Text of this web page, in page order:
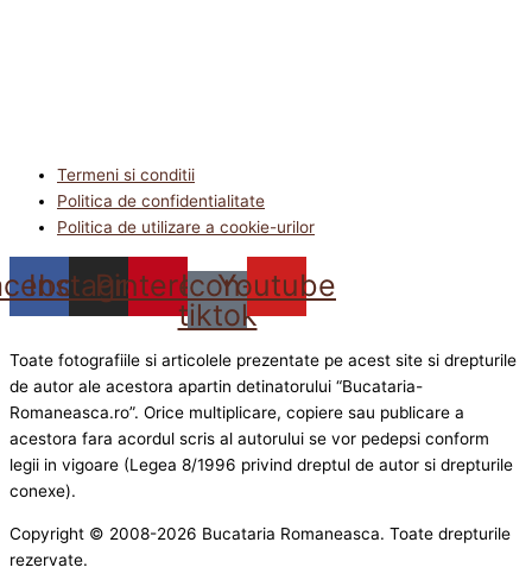
Termeni si conditii
Politica de confidentialitate
Politica de utilizare a cookie-urilor
Instagram
Pinterest
Icon-
tiktok
Youtube
Toate fotografiile si articolele prezentate pe acest site si drepturile
de autor ale acestora apartin detinatorului “Bucataria-
Romaneasca.ro”. Orice multiplicare, copiere sau publicare a
acestora fara acordul scris al autorului se vor pedepsi conform
legii in vigoare (Legea 8/1996 privind dreptul de autor si drepturile
conexe).
Copyright © 2008-2026 Bucataria Romaneasca. Toate drepturile
rezervate.